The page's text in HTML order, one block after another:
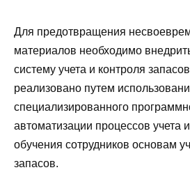
Для предотвращения
материалов необходимо
систему учета и контроля
реализовано путем
специализированного
автоматизации процессов учета
обучения сотрудников основам
запасов.